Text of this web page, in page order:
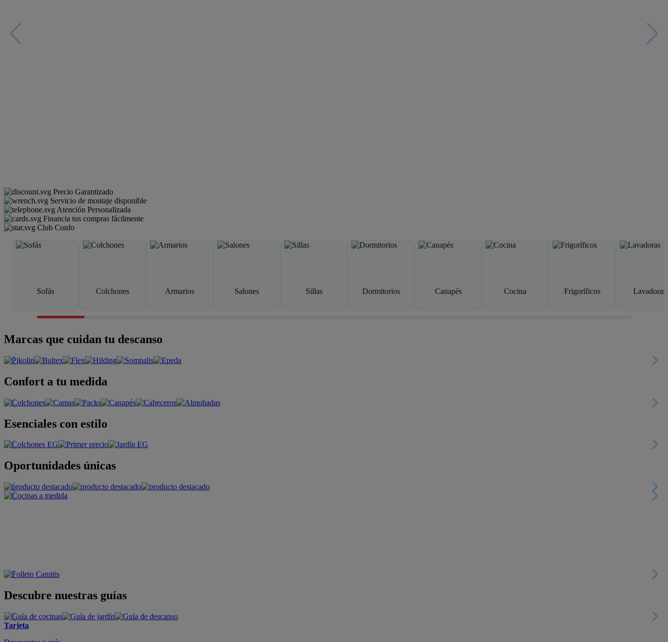
Precio Garantizado
Servicio de montaje disponible
Atención Personalizada
Financia tus compras fácilmente
Club Confo
Sofás Colchones Armarios Salones Sillas Dormitorios Canapés Cocina Frigoríficos Lavadoras
Marcas que cuidan tu descanso
Confort a tu medida
Esenciales con estilo
Oportunidades únicas
Descubre nuestras guías
Tarjeta